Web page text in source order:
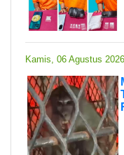
Kamis, 06 Agustus 2026